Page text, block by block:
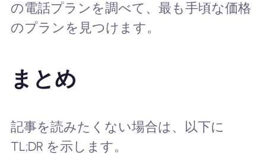
の電話プランを調べて、最も手頃な価格
のプランを見つけます。
まとめ
記事を読みたくない場合は、以下に
TL;DR を示します。